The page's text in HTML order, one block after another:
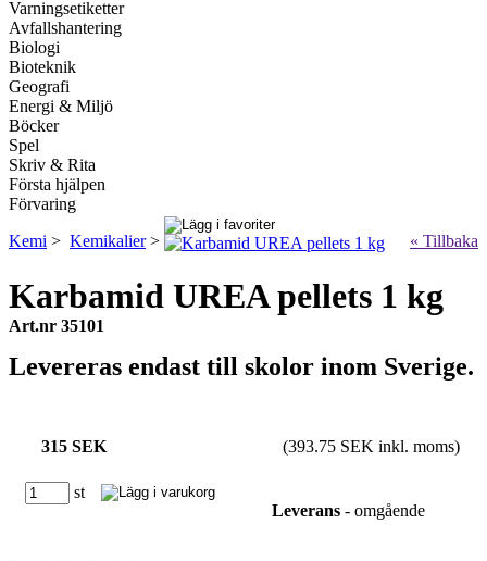
Varningsetiketter
Avfallshantering
Biologi
Bioteknik
Geografi
Energi & Miljö
Böcker
Spel
Skriv & Rita
Första hjälpen
Förvaring
Kemi > Kemikalier> « Tillbaka
Karbamid UREA pellets 1 kg
Art.nr 35101
Levereras endast till skolor inom Sverige.
315 SEK (393.75 SEK inkl. moms)
st
Leverans - omgående